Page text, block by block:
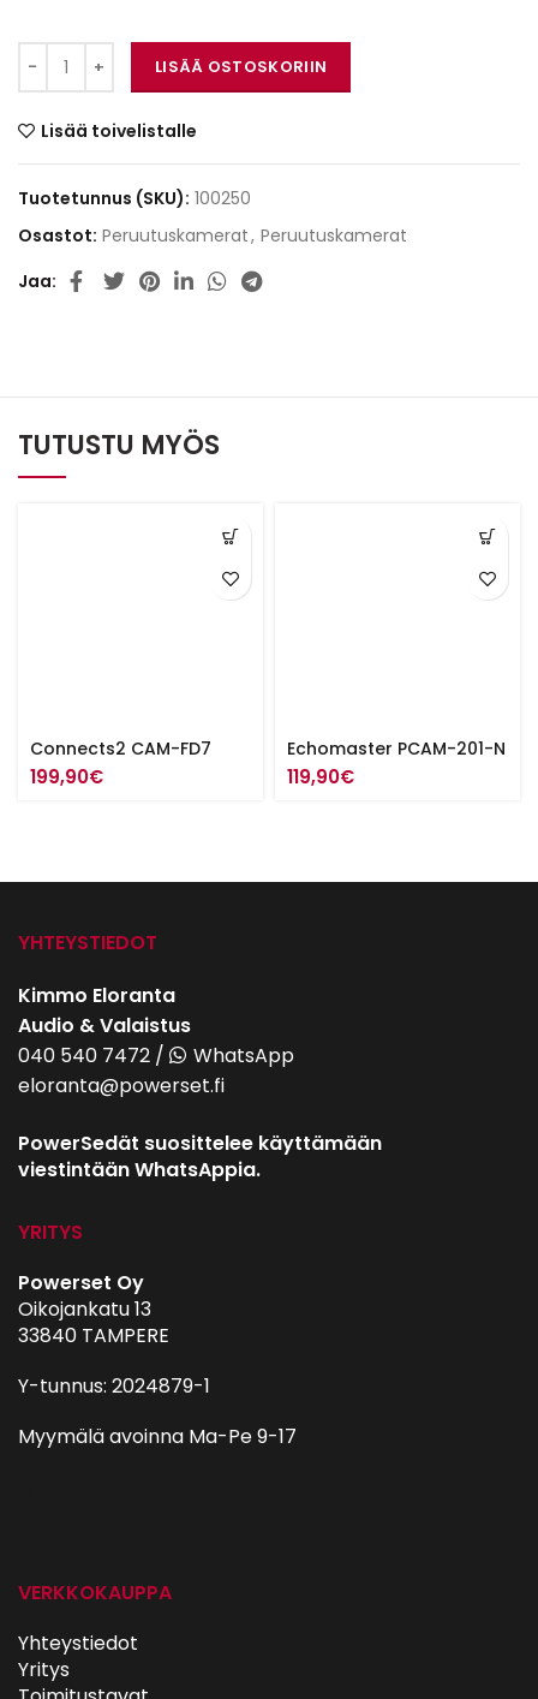
Alpine HCE-C1100D määrä
LISÄÄ OSTOSKORIIN
Lisää toivelistalle
Tuotetunnus (SKU): 100250
Osastot: Peruutuskamerat, Peruutuskamerat
Jaa
TUTUSTU MYÖS
Connects2 CAM-FD7
199,90€
Echomaster PCAM-201-N
119,90€
YHTEYSTIEDOT
Kimmo Eloranta
Audio & Valaistus
040 540 7472 /
WhatsApp
eloranta@powerset.fi
PowerSedät suosittelee käyttämään
viestintään WhatsAppia.
YRITYS
Powerset Oy
Oikojankatu 13
33840 TAMPERE
Y-tunnus: 2024879-1
Myymälä avoinna Ma-Pe 9-17
VERKKOKAUPPA
Yhteystiedot
Yritys